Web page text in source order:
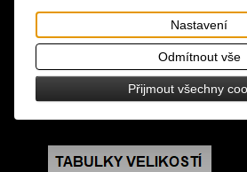
design: malé náušnice (tzv.
náušnice mají zapínání na puzetu
rozměry: výška 0,9 cm, šířka 0,9
Nastavení
Odmítnout vše
Přijmout všechny